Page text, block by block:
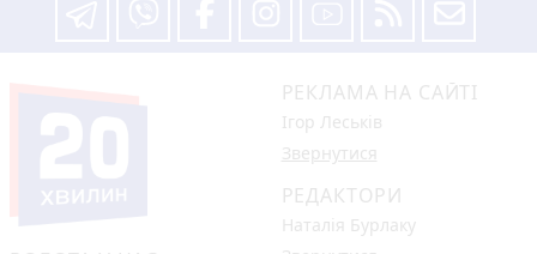
РЕКЛАМА НА САЙТІ
Ігор Леськів
Звернутися
РЕДАКТОРИ
Наталія Бурлаку